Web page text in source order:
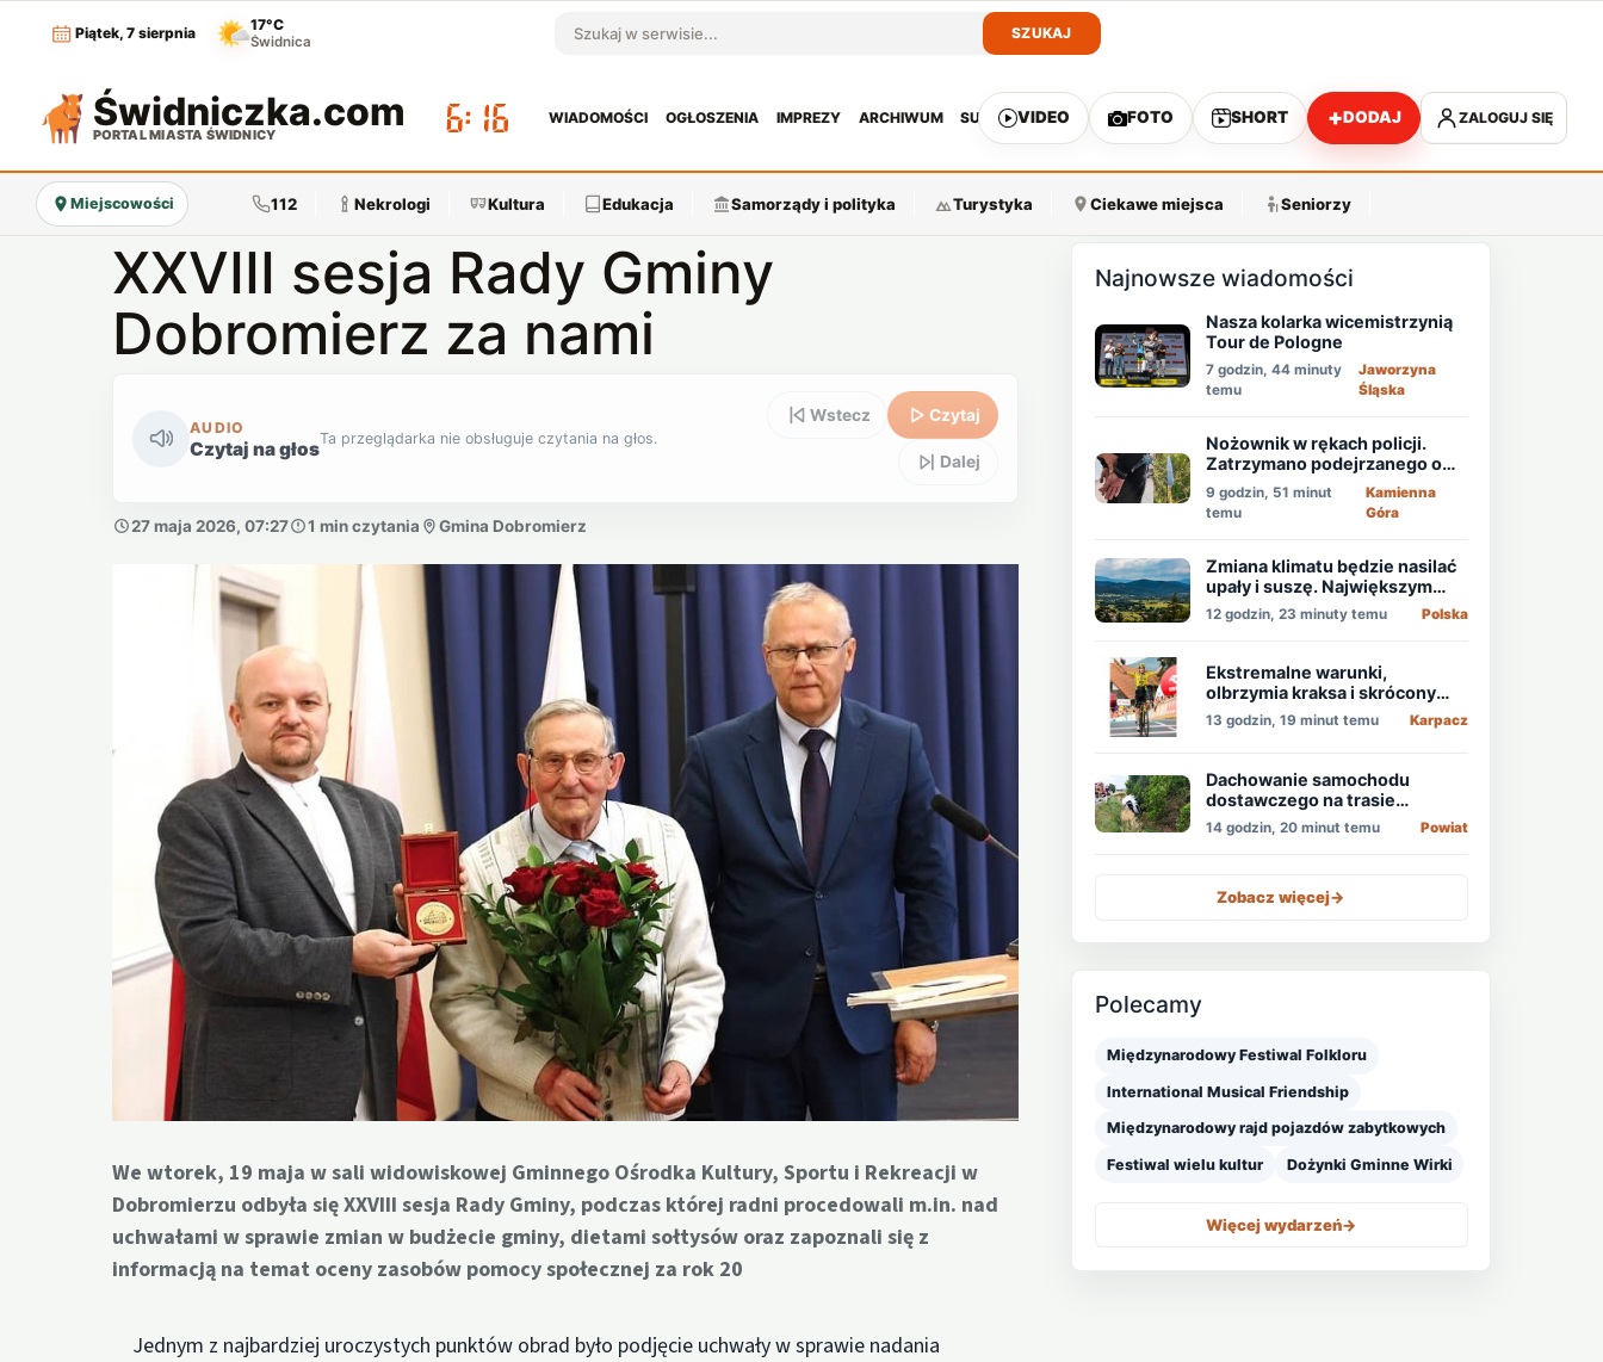
Piątek, 7 sierpnia
17°C
Świdnica Szukaj w serwisie
SZUKAJ
Świdniczka.com
PORTAL MIASTA ŚWIDNICY 06:16
WIADOMOŚCI OGŁOSZENIA IMPREZY ARCHIWUM SUBSKRYPCJA
VIDEO FOTO SHORT +DODAJ ZALOGUJ SIĘ
Miejscowości 112 Nekrologi Kultura Edukacja Samorządy i polityka Turystyka Ciekawe miejsca Seniorzy
XXVIII sesja Rady Gminy
Dobromierz za nami
AUDIO
Czytaj na głosTa przeglądarka nie obsługuje czytania na głos.
Wstecz Czytaj
Dalej
27 maja 2026, 07:27 1 min czytania Gmina Dobromierz
We wtorek, 19 maja w sali widowiskowej Gminnego Ośrodka Kultury, Sportu i Rekreacji w
Dobromierzu odbyła się XXVIII sesja Rady Gminy, podczas której radni procedowali m.in. nad
uchwałami w sprawie zmian w budżecie gminy, dietami sołtysów oraz zapoznali się z
informacją na temat oceny zasobów pomocy społecznej za rok 20
Jednym z najbardziej uroczystych punktów obrad było podjęcie uchwały w sprawie nadania
Najnowsze wiadomości
Nasza kolarka wicemistrzynią
Tour de Pologne
7 godzin, 44 minuty
temu
Jaworzyna
Śląska
Nożownik w rękach policji.
Zatrzymano podejrzanego o
usiłowanie zabójstwa!
9 godzin, 51 minut
temu
Kamienna
Góra
Zmiana klimatu będzie nasilać
upały i suszę. Największym
zagrożeniem jest niedobór
wody
12 godzin, 23 minuty temu Polska
Ekstremalne warunki,
olbrzymia kraksa i skrócony
etap, który padł łupem
Holendra!
13 godzin, 19 minut temu Karpacz
Dachowanie samochodu
dostawczego na trasie
Świdnica - Wrocław
14 godzin, 20 minut temu Powiat
Zobacz więcej->
Polecamy
Międzynarodowy Festiwal Folkloru
International Musical Friendship
Międzynarodowy rajd pojazdów zabytkowych
Festiwal wielu kultur Dożynki Gminne Wirki
Więcej wydarzeń->